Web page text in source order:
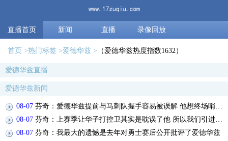
直播首页 新闻 直播 录像回放
首页 热门标签 爱德华兹 （爱德华兹热度指数1632）
爱德华兹直播
爱德华兹新闻
08-07 芬奇：爱德华兹提前与马刺队握手容易被误解 他想终场哨响就离场
08-07 芬奇：上赛季让华子打控卫其实是耽误了他 所以我们引进了三球
08-07 芬奇：我最大的遗憾是去年对勇士赛后公开批评了爱德华兹